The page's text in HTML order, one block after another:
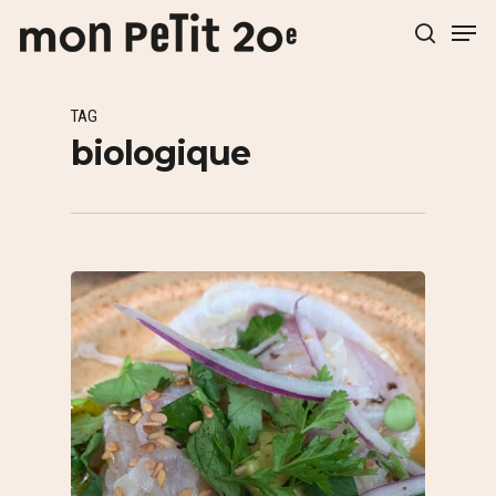
Hit enter to search or ESC to close
TAG
biologique